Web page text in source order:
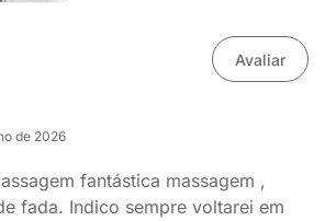
Avaliar
de 2026
fantástica massagem ,
fada. Indico sempre voltarei em